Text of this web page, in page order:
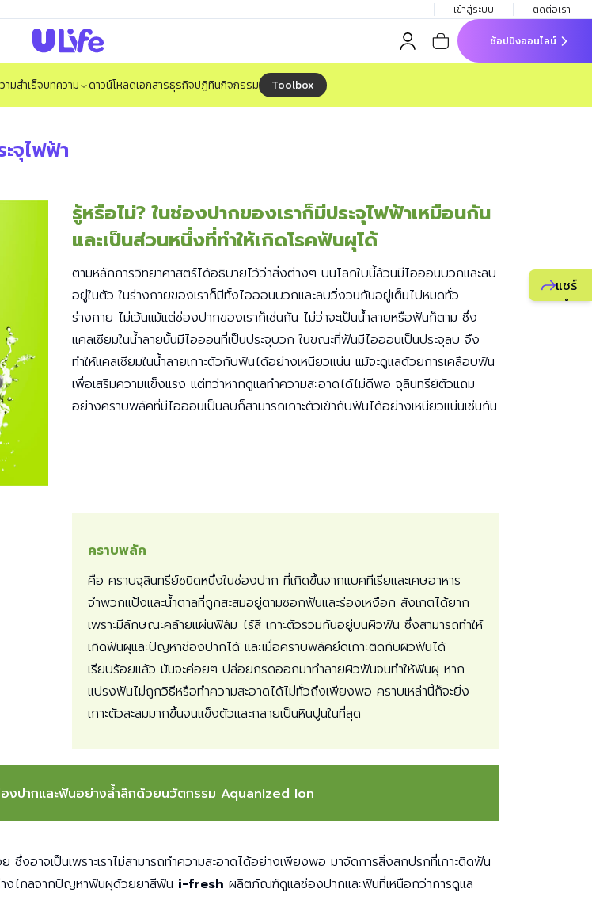
แชร์
แนะนำ
เข้าสู่ระบบ ติดต่อเรา
ช้อปปิงออนไลน์
มสำเร็จบทความ ดาวน์โหลดเอกสารธุรกิจปฏิทินกิจกรรม Toolbox
จุไฟฟ้า
รู้หรือไม่? ในช่องปากของเราก็มีประจุไฟฟ้าเหมือนกัน
และเป็นส่วนหนึ่งที่ทำให้เกิดโรคฟันผุได้
ตามหลักการวิทยาศาสตร์ได้อธิบายไว้ว่าสิ่งต่างๆ บนโลกใบนี้ล้วนมีไอออนบวกและลบ
อยู่ในตัว ในร่างกายของเราก็มีทั้งไอออนบวกและลบวิ่งวนกันอยู่เต็มไปหมดทั่ว
ร่างกาย ไม่เว้นแม้แต่ช่องปากของเราก็เช่นกัน ไม่ว่าจะเป็นน้ำลายหรือฟันก็ตาม ซึ่ง
แคลเซียมในน้ำลายนั้นมีไอออนที่เป็นประจุบวก ในขณะที่ฟันมีไอออนเป็นประจุลบ จึง
ทำให้แคลเซียมในน้ำลายเกาะตัวกับฟันได้อย่างเหนียวแน่น แม้จะดูแลด้วยการเคลือบฟัน
เพื่อเสริมความแข็งแรง แต่ทว่าหากดูแลทำความสะอาดได้ไม่ดีพอ จุลินทรีย์ตัวแถม
อย่างคราบพลัคที่มีไอออนเป็นลบก็สามารถเกาะตัวเข้ากับฟันได้อย่างเหนียวแน่นเช่นกัน
คราบพลัค
คือ คราบจุลินทรีย์ชนิดหนึ่งในช่องปาก ที่เกิดขึ้นจากแบคทีเรียและเศษอาหาร
จำพวกแป้งและน้ำตาลที่ถูกสะสมอยู่ตามซอกฟันและร่องเหงือก สังเกตได้ยาก
เพราะมีลักษณะคล้ายแผ่นฟิล์ม ไร้สี เกาะตัวรวมกันอยู่บนผิวฟัน ซึ่งสามารถทำให้
เกิดฟันผุและปัญหาช่องปากได้ และเมื่อคราบพลัคยึดเกาะติดกับผิวฟันได้
เรียบร้อยแล้ว มันจะค่อยๆ ปล่อยกรดออกมาทำลายผิวฟันจนทำให้ฟันผุ หาก
แปรงฟันไม่ถูกวิธีหรือทำความสะอาดได้ไม่ทั่วถึงเพียงพอ คราบเหล่านี้ก็จะยิ่ง
เกาะตัวสะสมมากขึ้นจนแข็งตัวและกลายเป็นหินปูนในที่สุด
งปากและฟันอย่างล้ำลึกด้วยนวัตกรรม Aquanized Ion
าจเป็นเพราะเราไม่สามารถทำความสะอาดได้อย่างเพียงพอ มาจัดการสิ่งสกปรกที่เกาะติดฟัน
งไกลจากปัญหาฟันผุด้วยยาสีฟัน i-fresh ผลิตภัณฑ์ดูแลช่องปากและฟันที่เหนือกว่าการดูแล